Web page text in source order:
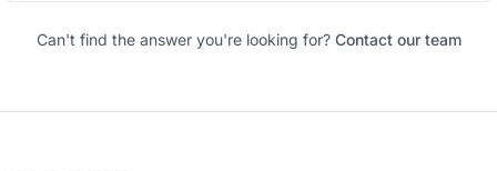
Can't find the answer you're looking for? Contact our team